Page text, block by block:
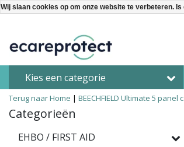
Kies een categorie
Terug naar Home | BEECHFIELD Ultimate 5 panel
Categorieën
EHBO / FIRST AID
Wij slaan cookies op om onze website te verbeteren.